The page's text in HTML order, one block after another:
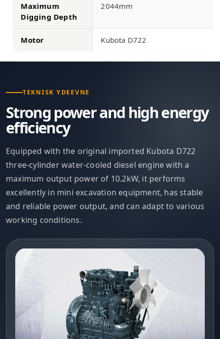
Maximum
Digging Depth
2044mm
Motor Kubota D722
TEKNISK YDEEVNE
Strong power and high energy
efficiency
Equipped with the original imported Kubota D722
three-cylinder water-cooled diesel engine with a
maximum output power of 10.2kW, it performs
excellently in mini excavation equipment, has stable
and reliable power output, and can adapt to various
working conditions.